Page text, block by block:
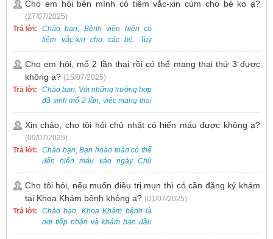
Khoa Khám bệnh của bệnh viện
để được bác sĩ chuyên khoa
thăm khám. Ngoài ra, để thuận
tiện hơn, bạn có thể đặt lịch
0988 270 115. Nếu cần hỗ trợ
thêm, vui lòng liên hệ qua Zalo
hoặc Fanpage Bệnh viện Việt
Nam - Thụy Điển Uông Bí.
Cho em hỏi bên mình có tiêm vắc-xin cúm cho bé ko ạ?
(27/07/2025)
Trả lời:
Chào bạn, Bệnh viện hiện có
tiêm vắc-xin cho các bé. Tuy
nhiên, các loại vắc-xin thường về
theo từng đợt, không phải lúc
nào cũng có sẵn.
Cho em hỏi, mổ 2 lần thai rồi có thể mang thai thứ 3 được
không ạ? (15/07/2025)
Trả lời:
Chào bạn, Với những trường hợp
đã sinh mổ 2 lần, việc mang thai
lần 3 vẫn có thể thực hiện được.
Tại Bệnh viện, chúng tôi đã tiếp
nhận và hỗ trợ nhiều thai phụ có
nhu cầu tương tự.
Xin chào, cho tôi hỏi chủ nhật có hiến máu được không ạ?
(09/07/2025)
Trả lời:
Chào bạn, Bạn hoàn toàn có thể
đến hiến máu vào ngày Chủ
Nhật.
Cho tôi hỏi, nếu muốn điều trị mụn thì có cần đăng ký khám
tại Khoa Khám bệnh không ạ? (01/07/2025)
Trả lời:
Chào bạn, Khoa Khám bệnh là
nơi tiếp nhận và khám ban đầu
cho tất cả các trường hợp, bao